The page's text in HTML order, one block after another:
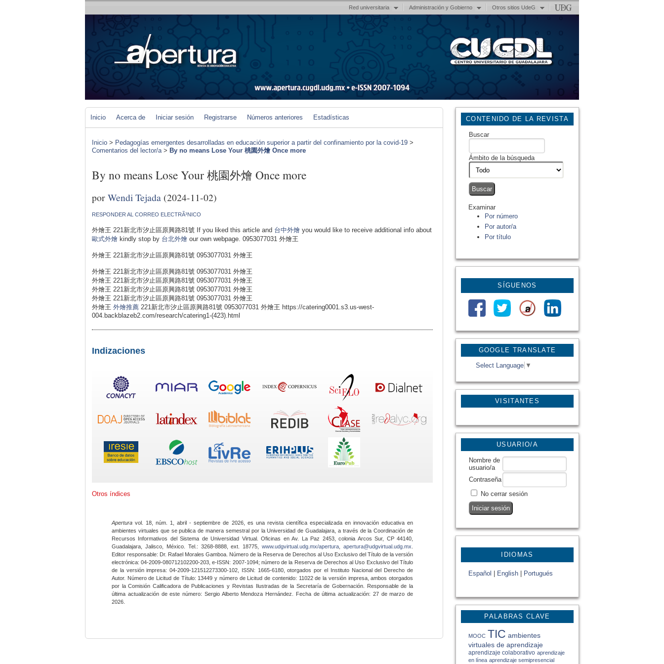
Red universitaria Administración y Gobierno Otros sitios UdeG
GOOGLE TRANSLATE
Select Language ▼
VISITANTES
CONTENIDO DE LA REVISTA
Buscar
Ámbito de la búsqueda
Examinar
Por número
Por autor/a
Por título
SÍGUENOS
USUARIO/A
Nombre de
usuario/a
Contraseña
No cerrar sesión
IDIOMAS
Español English Portugués
PALABRAS CLAVE
MOOC TIC ambientes
virtuales de aprendizaje
aprendizaje colaborativo aprendizaje
en línea aprendizaje semipresencial
Inicio Acerca de Iniciar sesión Registrarse Números anteriores Estadísticas
Inicio > Pedagogías emergentes desarrolladas en educación superior a partir del confinamiento por la covid-19 >
Comentarios del lector/a> By no means Lose Your 桃園外燴 Once more
By no means Lose Your 桃園外燴 Once more
porWendi Tejada (2024-11-02)
RESPONDER AL CORREO ELECTRÃ³NICO
外燴王 221新北市汐止區原興路81號 If you liked this article and 台中外燴 you would like to receive additional info about
歐式外燴 kindly stop by 台北外燴 our own webpage. 0953077031 外燴王
外燴王 221新北市汐止區原興路81號 0953077031 外燴王
外燴王 221新北市汐止區原興路81號 0953077031 外燴王
外燴王 221新北市汐止區原興路81號 0953077031 外燴王
外燴王 221新北市汐止區原興路81號 0953077031 外燴王
外燴王 221新北市汐止區原興路81號 0953077031 外燴王
外燴王 外燴推薦 221新北市汐止區原興路81號 0953077031 外燴王 https://catering0001.s3.us-west-
004.backblazeb2.com/research/catering1-(423).html
Indizaciones
Otros índices
Apertura vol. 18, núm. 1, abril - septiembre de 2026, es una revista científica especializada en innovación educativa en
ambientes virtuales que se publica de manera semestral por la Universidad de Guadalajara, a través de la Coordinación de
Recursos Informativos del Sistema de Universidad Virtual. Oficinas en Av. La Paz 2453, colonia Arcos Sur, CP 44140,
Guadalajara, Jalisco, México. Tel.: 3268-8888, ext. 18775,www.udgvirtual.udg.mx/apertura apertura@udgvirtual.udg.mx
Editor responsable: Dr. Rafael Morales Gamboa. Número de la Reserva de Derechos al Uso Exclusivo del Título de la versión
electrónica: 04-2009-080712102200-203, e-ISSN: 2007-1094; número de la Reserva de Derechos al Uso Exclusivo del Título
de la versión impresa: 04-2009-121512273300-102, ISSN: 1665-6180, otorgados por el Instituto Nacional del Derecho de
Autor. Número de Licitud de Título: 13449 y número de Licitud de contenido: 11022 de la versión impresa, ambos otorgados
por la Comisión Calificadora de Publicaciones y Revistas Ilustradas de la Secretaría de Gobernación. Responsable de la
última actualización de este número: Sergio Alberto Mendoza Hernández. Fecha de última actualización: 27 de marzo de
2026.